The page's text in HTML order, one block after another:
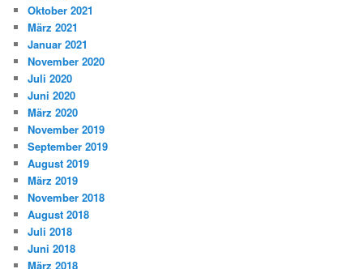
Oktober 2021
März 2021
Januar 2021
November 2020
Juli 2020
Juni 2020
März 2020
November 2019
September 2019
August 2019
März 2019
November 2018
August 2018
Juli 2018
Juni 2018
März 2018